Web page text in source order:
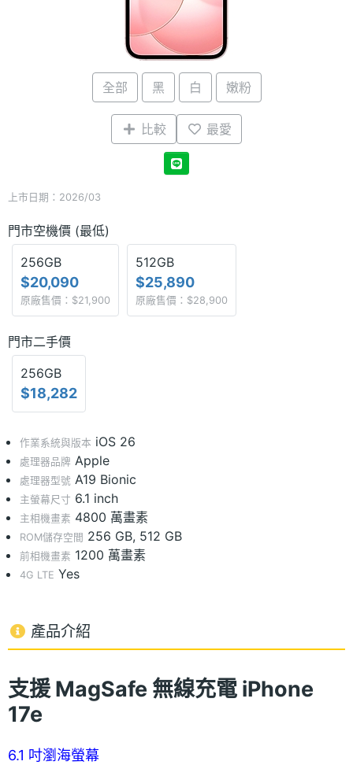
全部 黑 白 嫩粉
比較 最愛
上市日期：2026/03
門市空機價 (最低)
256GB
$20,090
原廠售價：$21,900
512GB
$25,890
原廠售價：$28,900
門市二手價
256GB
$18,282
作業系統與版本 iOS 26
處理器品牌 Apple
處理器型號 A19 Bionic
主螢幕尺寸 6.1 inch
主相機畫素 4800 萬畫素
ROM儲存空間 256 GB, 512 GB
前相機畫素 1200 萬畫素
4G LTE Yes
產品介紹
支援 MagSafe 無線充電 iPhone
17e
6.1 吋瀏海螢幕